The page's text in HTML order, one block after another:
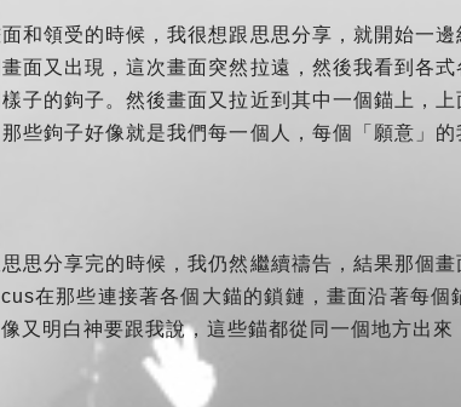
和領受的時候，我很想跟思思分享，就開始一
面又出現，這次畫面突然拉遠，然後我看到各
子的鉤子。然後畫面又拉近到其中一個錨上，
些鉤子好像就是我們每一個人，每個「願意」
思分享完的時候，我仍然繼續禱告，結果那個
在那些連接著各個大錨的鎖鏈，畫面沿著每
又明白神要跟我說，這些錨都從同一個地方出來